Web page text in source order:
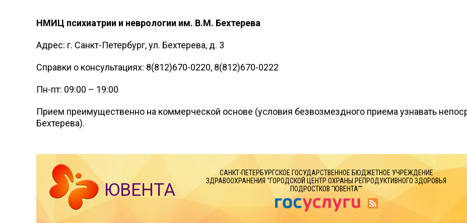
НМИЦ психиатрии и неврологии им. В.М. Бехтерева
Адрес: г. Санкт-Петербург, ул. Бехтерева, д. 3
Справки о консультациях: 8(812)670-0220, 8(812)670-0222
Пн-пт: 09:00 – 19:00
Прием преимущественно на коммерческой основе (условия безвозмездного приема узнавать
Бехтерева).
ЮВЕНТА
САНКТ-ПЕТЕРБУРГСКОЕ ГОСУДАРСТВЕННОЕ БЮДЖЕТНОЕ УЧРЕЖДЕНИЕ
ЗДРАВООХРАНЕНИЯ "ГОРОДСКОЙ ЦЕНТР ОХРАНЫ РЕПРОДУКТИВНОГО ЗДОРОВЬЯ
ПОДРОСТКОВ "ЮВЕНТА""